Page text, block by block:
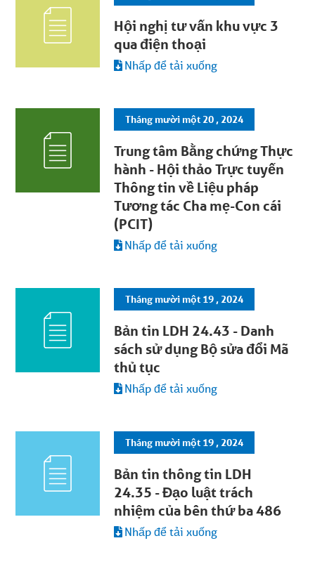
Hội nghị tư vấn khu vực 3
qua điện thoại
Nhấp để tải xuống
Tháng mười một 20 , 2024
Trung tâm Bằng chứng Thực
hành - Hội thảo Trực tuyến
Thông tin về Liệu pháp
Tương tác Cha mẹ-Con cái
(PCIT)
Nhấp để tải xuống
Tháng mười một 19 , 2024
Bản tin LDH 24.43 - Danh
sách sử dụng Bộ sửa đổi Mã
thủ tục
Nhấp để tải xuống
Tháng mười một 19 , 2024
Bản tin thông tin LDH
24.35 - Đạo luật trách
nhiệm của bên thứ ba 486
Nhấp để tải xuống